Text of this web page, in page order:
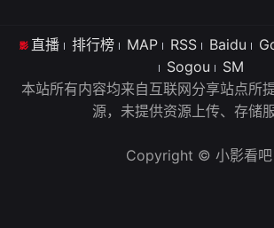
直播 排行榜 MAP RSS Baidu
Sogou
SM
本站所有内容均来自互联网分享站点所
源，未提供资源上传、存储服
Copyright © 小影看吧